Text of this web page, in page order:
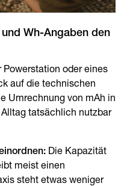
Wh-Angaben den
oder eines
auf die technischen
Umrechnung von mAh in
tatsächlich nutzbar
Die Kapazität
meist einen
steht etwas weniger